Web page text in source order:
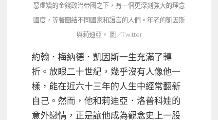
惡虛矯的金錢政治帝國之下，有一個更深刻強大的理念
國度，等著團結不同國家和語言的人們。年老的凱因斯
與莉迪亞。 圖／Twitter
約翰．梅納德．凱因斯一生充滿了轉
折。放眼二十世紀，幾乎沒有人像他一
樣，能在近六十三年的人生中經常翻新
自己。然而，他和莉迪亞．洛普科娃的
意外戀情，正是讓他成為觀念史上一股